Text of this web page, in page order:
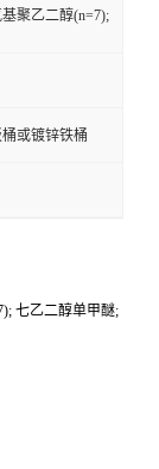
聚乙二醇(n=7);
或镀锌铁桶
七乙二醇单甲醚;